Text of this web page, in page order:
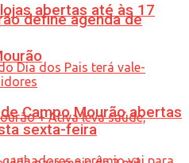
abertas até às 17
define agenda de
Campo Mourão abertas
sexta-feira